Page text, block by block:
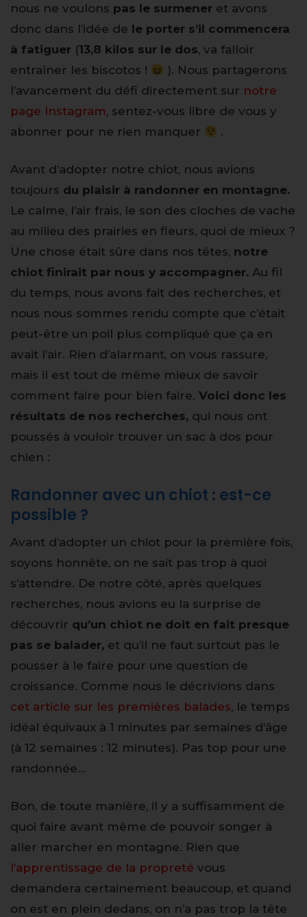
nous ne voulons pas le surmener et avons
donc dans l’idée de le porter s’il commencera
à fatiguer (13,8 kilos sur le dos, va falloir
entraîner les biscotos !
). Nous partagerons
l’avancement du défi directement sur notre
page Instagram, sentez-vous libre de vous y
abonner pour ne rien manquer
.
Avant d’adopter notre chiot, nous avions
toujours du plaisir à randonner en montagne.
Le calme, l’air frais, le son des cloches de vache
au milieu des prairies en fleurs, quoi de mieux ?
Une chose était sûre dans nos têtes, notre
chiot finirait par nous y accompagner. Au fil
du temps, nous avons fait des recherches, et
nous nous sommes rendu compte que c’était
peut-être un poil plus compliqué que ça en
avait l’air. Rien d’alarmant, on vous rassure,
mais il est tout de même mieux de savoir
comment faire pour bien faire. Voici donc les
résultats de nos recherches, qui nous ont
poussés à vouloir trouver un sac à dos pour
chien :
Randonner avec un chiot : est-ce
possible ?
Avant d’adopter un chiot pour la première fois,
soyons honnête, on ne sait pas trop à quoi
s’attendre. De notre côté, après quelques
recherches, nous avions eu la surprise de
découvrir qu’un chiot ne doit en fait presque
pas se balader, et qu’il ne faut surtout pas le
pousser à le faire pour une question de
croissance. Comme nous le décrivions dans
cet article sur les premières balades, le temps
idéal équivaux à 1 minutes par semaines d’âge
(à 12 semaines : 12 minutes). Pas top pour une
randonnée…
Bon, de toute manière, il y a suffisamment de
quoi faire avant même de pouvoir songer à
aller marcher en montagne. Rien que
l’apprentissage de la propreté vous
demandera certainement beaucoup, et quand
on est en plein dedans, on n’a pas trop la tête